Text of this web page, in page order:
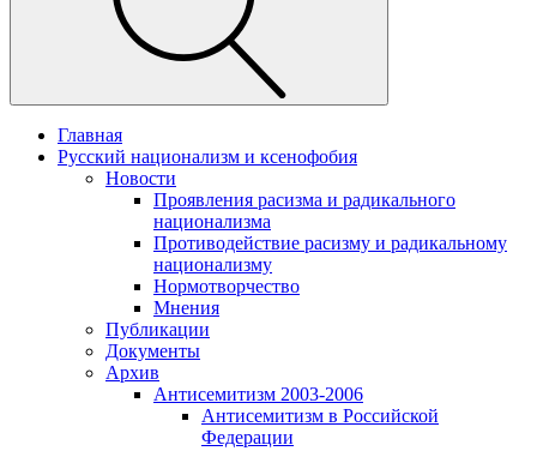
Главная
Русский национализм и ксенофобия
Новости
Проявления расизма и радикального
национализма
Противодействие расизму и радикальному
национализму
Нормотворчество
Мнения
Публикации
Документы
Архив
Антисемитизм 2003-2006
Антисемитизм в Российской
Федерации